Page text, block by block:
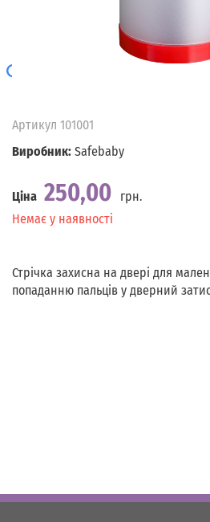
Артикул 101001
Виробник: Safebaby
Ціна 250,00
грн.
Наявність
Немає у наявності
Стрічка захисна на двері для
попаданню пальців у дверний